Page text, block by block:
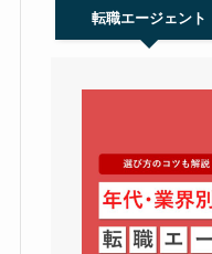
転職エージェント